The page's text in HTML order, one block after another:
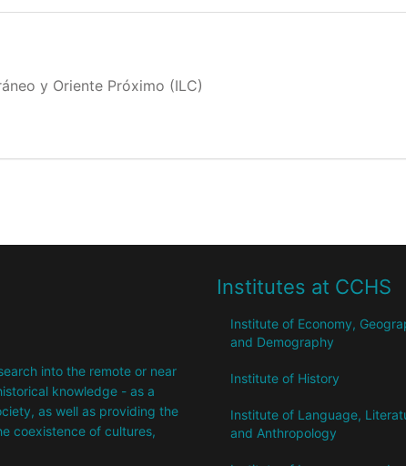
y Oriente Próximo (ILC)
into the remote or near
knowledge - as a
as well as providing the
coexistence of cultures,
Institutes at CCHS
Institute of Economy,
and Demography
Institute of History
Institute of Language,
and Anthropology